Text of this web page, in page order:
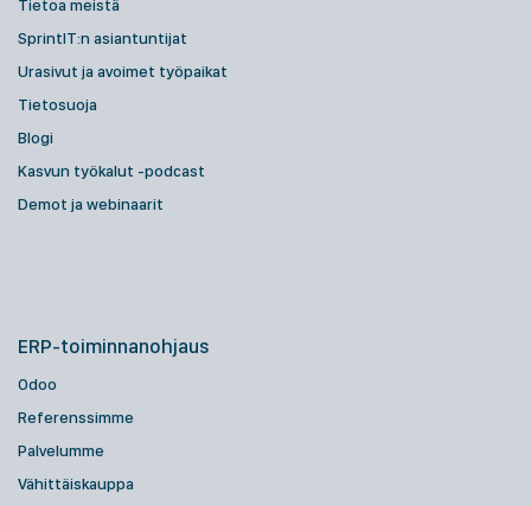
Tietoa meistä
SprintIT:n asiantuntijat
Urasivut ja avoimet työpaikat
Tietosuoja
Blogi
Kasvun työkalut -podcast
Demot ja webinaarit
ERP-toiminnanohjaus
Odoo
Referenssimme
Palvelumme
Vähittäiskauppa